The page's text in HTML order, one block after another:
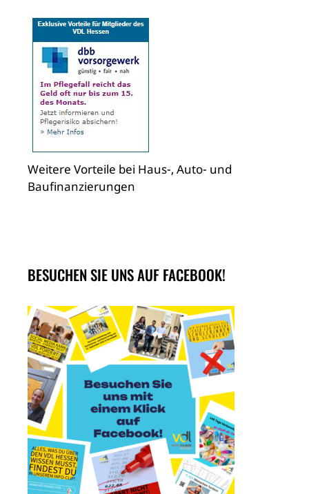
Weitere Vorteile bei Haus-, Auto- und
Baufinanzierungen
BESUCHEN SIE UNS AUF FACEBOOK!